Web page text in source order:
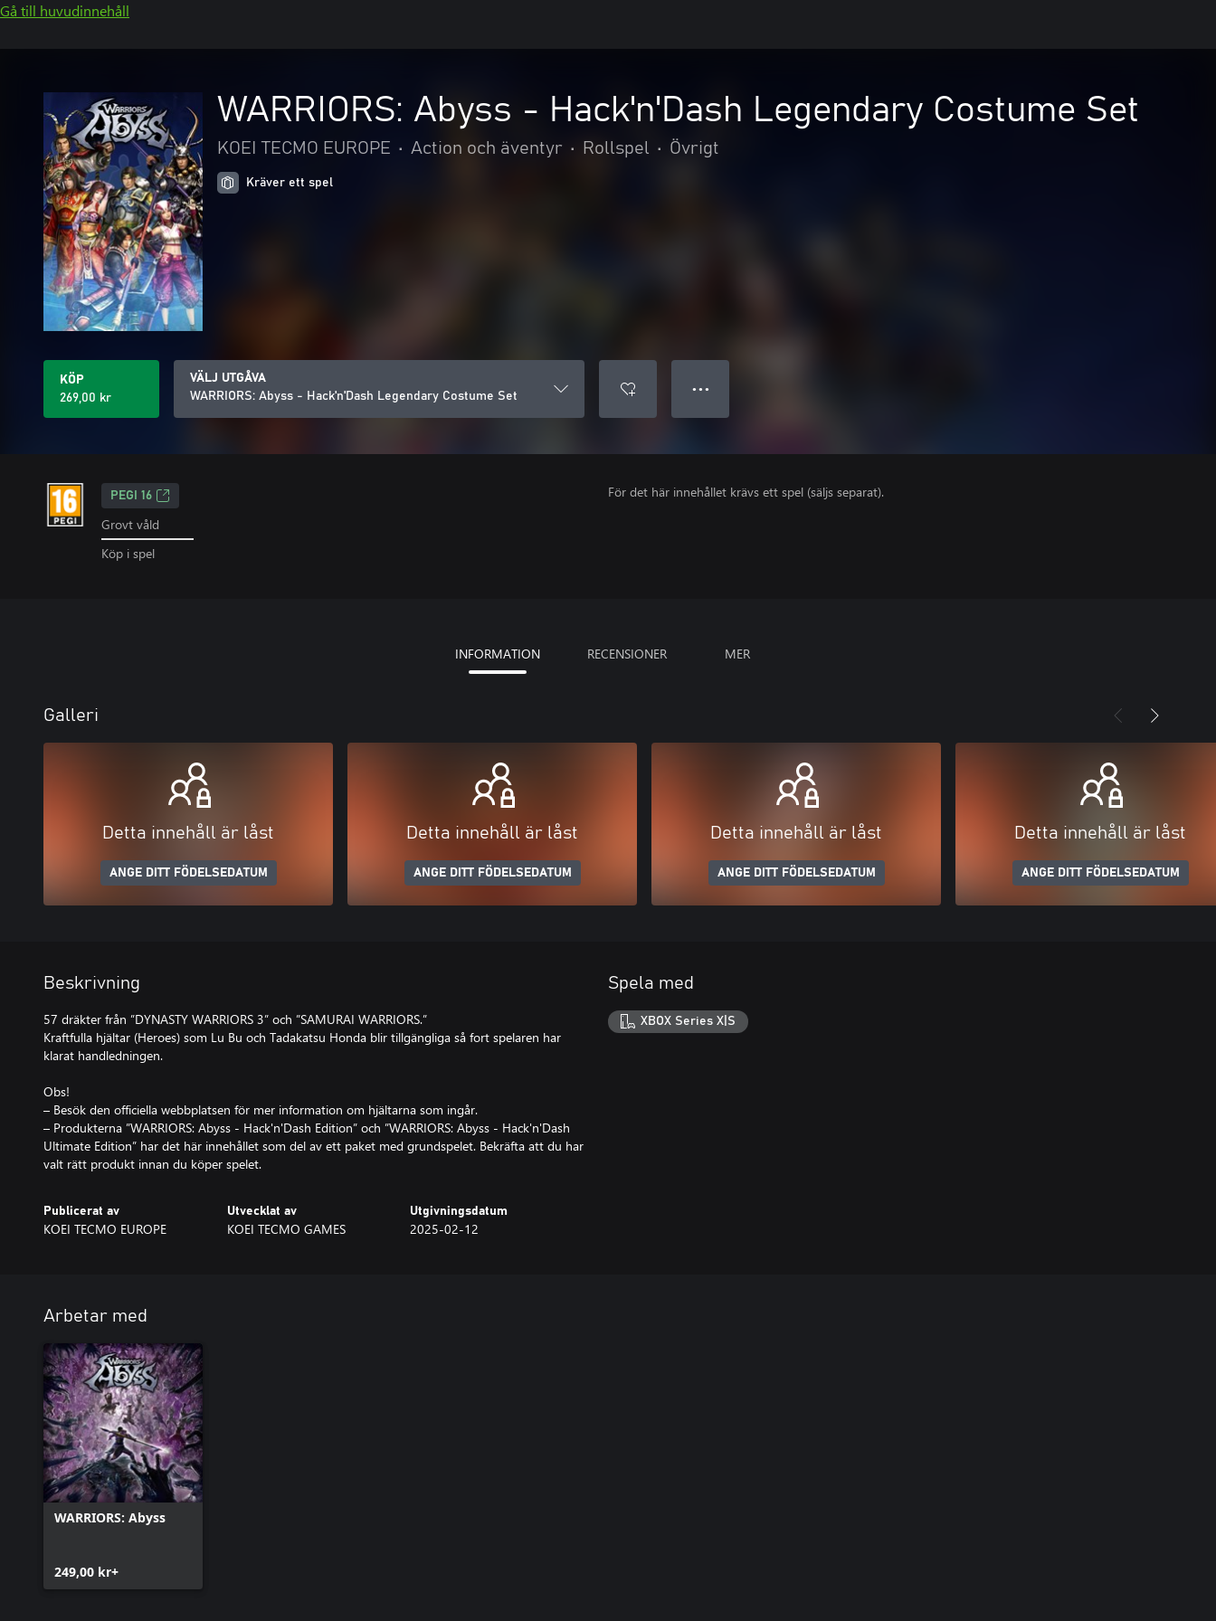
Gå till huvudinnehåll
WARRIORS: Abyss - Hack'n'Dash Legendary Costume Set
KOEI TECMO EUROPE • Action och äventyr • Rollspel • Övrigt
Kräver ett spel
KÖP
269,00 kr
VÄLJ UTGÅVA
WARRIORS: Abyss - Hack'n'Dash Legendary Costume Set
● ● ●
PEGI 16
Grovt våld
Köp i spel
För det här innehållet krävs ett spel (säljs separat).
INFORMATION RECENSIONER MER
Galleri
Detta innehåll är låst
ANGE DITT FÖDELSEDATUM
Detta innehåll är låst
ANGE DITT FÖDELSEDATUM
Detta innehåll är låst
ANGE DITT FÖDELSEDATUM
Detta innehåll är låst
ANGE DITT FÖDELSEDATUM
Beskrivning
57 dräkter från ”DYNASTY WARRIORS 3” och ”SAMURAI WARRIORS.”
Kraftfulla hjältar (Heroes) som Lu Bu och Tadakatsu Honda blir tillgängliga så fort spelaren har
klarat handledningen.
Obs!
– Besök den officiella webbplatsen för mer information om hjältarna som ingår.
– Produkterna ”WARRIORS: Abyss - Hack'n'Dash Edition” och ”WARRIORS: Abyss - Hack'n'Dash
Ultimate Edition” har det här innehållet som del av ett paket med grundspelet. Bekräfta att du har
valt rätt produkt innan du köper spelet.
Publicerat av
KOEI TECMO EUROPE
Utvecklat av
KOEI TECMO GAMES
Utgivningsdatum
2025-02-12
Spela med
XBOX Series X|S
Arbetar med
WARRIORS: Abyss
249,00 kr+